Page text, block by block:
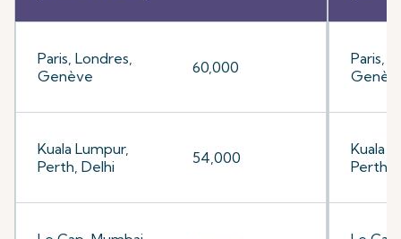
Paris, Londres,
Genève
60,000
Kuala Lumpur,
Perth, Delhi
54,000
Paris,
Kuala
Perth,